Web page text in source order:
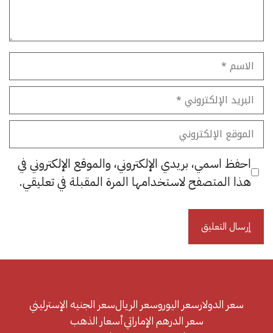
الاسم
البريد
الإلكتروني
الموقع
الإلكتروني
احفظ اسمي، بريدي الإلكتروني، والموقع الإلكتروني في
هذا المتصفح لاستخدامها المرة المقبلة في تعليقي.
سعر الدولارسعر اليوروسعر الريالسعر الجنيه الإسترليني
سعر الدرهم الإماراتيأسعار الذهب